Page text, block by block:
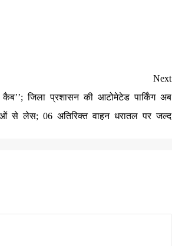
Next
जिला प्रशासन की आटोमेटेड पार्किंग अब
से लेस; 06 अतिरिक्त वाहन धरातल पर जल्द